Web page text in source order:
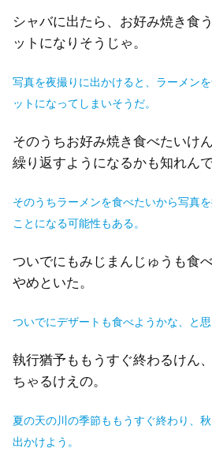
シャバに出たら、お好み焼き食
ットになりそうじゃ。
写真を夜撮りに出かけると、ラーメン
ットになってしまいそうだ。
そのうちお好み焼き食べたいけ
繰り返すようになるかも知れんで
そのうちラーメンを食べたいから写真
ことになる可能性もある。
ついでにもみじまんじゅうも食
やめといた。
ついでにデザートも食べようかな、と思
執行猶予ももうすぐ終わるけん
ちゃるけえの。
夏の天の川の季節ももうすぐ終わり、
出かけよう。